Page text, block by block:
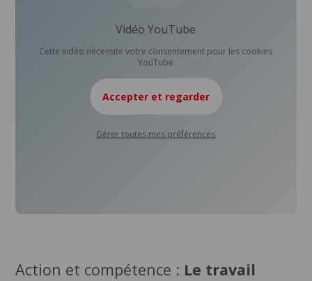
Vidéo YouTube
Cette vidéo nécessite votre consentement pour les cookies
YouTube
Accepter et regarder
Gérer toutes mes préférences
Action et compétence : Le travail